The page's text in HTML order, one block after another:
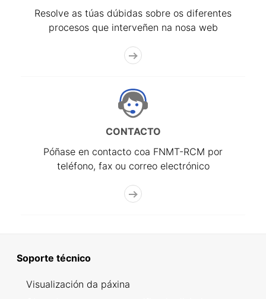
Resolve as túas dúbidas sobre os diferentes
procesos que interveñen na nosa web
CONTACTO
Póñase en contacto coa FNMT-RCM por
teléfono, fax ou correo electrónico
Soporte técnico
Visualización da páxina